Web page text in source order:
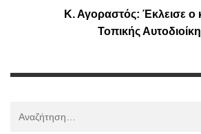
Κ. Αγοραστός: Έκλεισε ο
Τοπικής